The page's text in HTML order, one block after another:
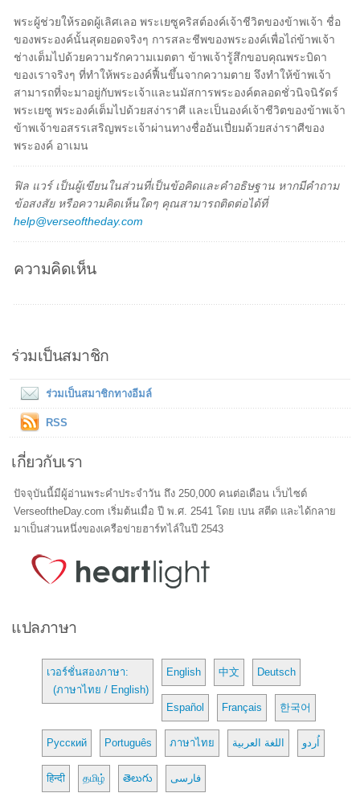
พระผู้ช่วยให้รอดผู้เลิศเลอ พระเยซูคริสต์องค์เจ้าชีวิตของข้าพเจ้า ชื่อ
ของพระองค์นั้นสุดยอดจริงๆ การสละชีพของพระองค์เพื่อไถ่ข้าพเจ้า
ช่างเต็มไปด้วยความรักความเมตตา ข้าพเจ้ารู้สึกขอบคุณพระบิดา
ของเราจริงๆ ที่ทำให้พระองค์ฟื้นขึ้นจากความตาย จึงทำให้ข้าพเจ้า
สามารถที่จะมาอยู่กับพระเจ้าและนมัสการพระองค์ตลอดชั่วนิจนิรัดร์
พระเยซู พระองค์เต็มไปด้วยสง่าราศี และเป็นองค์เจ้าชีวิตของข้าพเจ้า
ข้าพเจ้าขอสรรเสริญพระเจ้าผ่านทางชื่ออันเปี่ยมด้วยสง่าราศีของ
พระองค์ อาเมน
ฟิล แวร์ เป็นผู้เขียนในส่วนที่เป็นข้อคิดและคำอธิษฐาน หากมีคำถาม
ข้อสงสัย หรือความคิดเห็นใดๆ คุณสามารถติดต่อได้ที่
help@verseoftheday.com
ความคิดเห็น
ร่วมเป็นสมาชิก
ร่วมเป็นสมาชิกทางอีมล์
RSS
เกี่ยวกับเรา
ปัจจุบันนี้มีผู้อ่านพระคำประจำวัน ถึง 250,000 คนต่อเดือน เว็บไซต์
VerseoftheDay.com เริ่มต้นเมื่อ ปี พ.ศ. 2541 โดย เบน สตีด และได้กลาย
มาเป็นส่วนหนึ่งของเครือข่ายฮาร์ทไล์ในปี 2543
แปลภาษา
เวอร์ชั่นสองภาษา:
(ภาษาไทย / English)
English 中文 Deutsch
Español Français 한국어
Русский Português ภาษาไทย اللغة العربية اُردو
हिन्दी தமிழ் తెలుగు فارسی